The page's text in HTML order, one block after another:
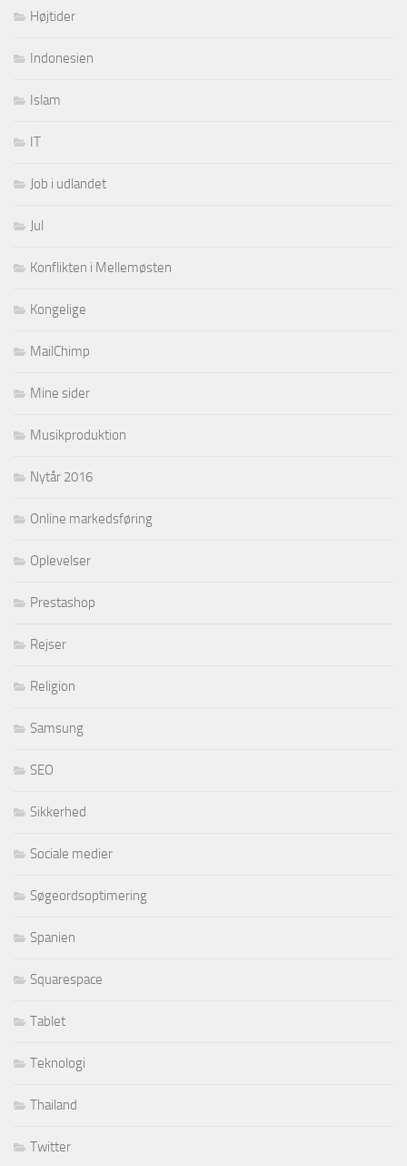
Højtider
Indonesien
Islam
IT
Job i udlandet
Jul
Konflikten i Mellemøsten
Kongelige
MailChimp
Mine sider
Musikproduktion
Nytår 2016
Online markedsføring
Oplevelser
Prestashop
Rejser
Religion
Samsung
SEO
Sikkerhed
Sociale medier
Søgeordsoptimering
Spanien
Squarespace
Tablet
Teknologi
Thailand
Twitter